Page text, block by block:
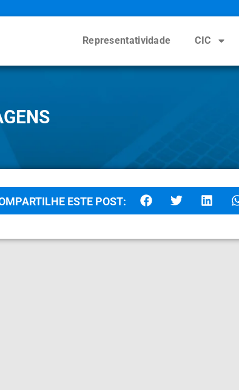
Representatividade CIC
ESTE POST: